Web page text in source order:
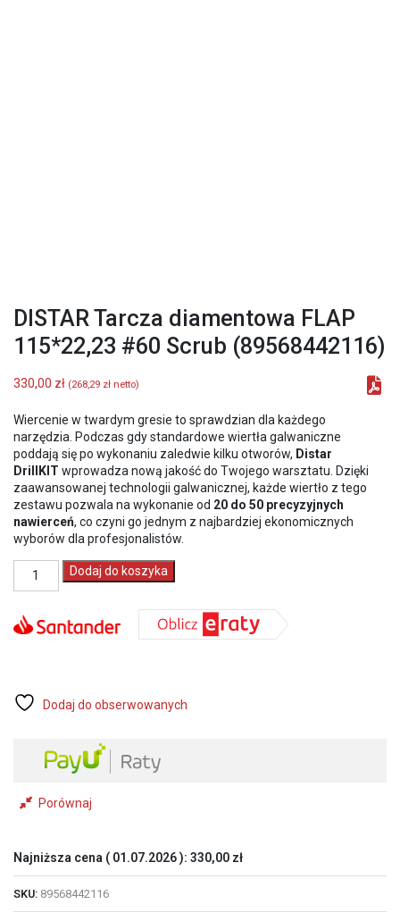
DISTAR Tarcza diamentowa FLAP
115*22,23 #60 Scrub (89568442116)
330,00 zł (268,29 zł netto)
Wiercenie w twardym gresie to sprawdzian dla każdego
narzędzia. Podczas gdy standardowe wiertła galwaniczne
poddają się po wykonaniu zaledwie kilku otworów, Distar
DrillKIT wprowadza nową jakość do Twojego warsztatu. Dzięki
zaawansowanej technologii galwanicznej, każde wiertło z tego
zestawu pozwala na wykonanie od 20 do 50 precyzyjnych
nawierceń, co czyni go jednym z najbardziej ekonomicznych
wyborów dla profesjonalistów.
ilość
DISTAR
diamentowa
FLAP
(89568442116)
Dodaj do koszyka
Dodaj do obserwowanych
Porównaj
Najniższa cena ( 01.07.2026): 330,00 zł
SKU: 89568442116